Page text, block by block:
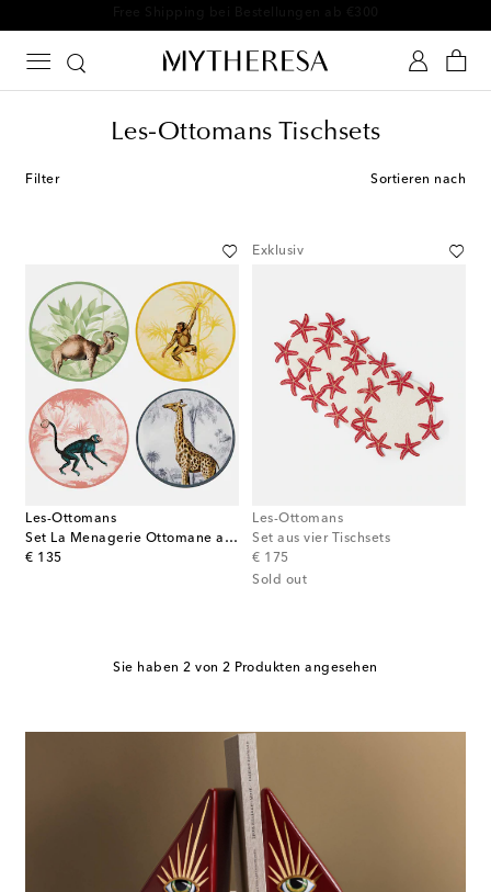
Les-Ottomans Tischsets
Filter Sortieren nach
Les-Ottomans
Set La Menagerie Ottomane aus vier Tischsets
€ 135
original price
Exklusiv
Les-Ottomans
Set aus vier Tischsets
€ 175
original price
Sold out
Sie haben 2 von 2 Produkten angesehen